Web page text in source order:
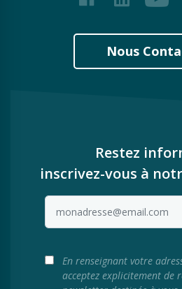
Nous
Restez
inscrivez-vous à
En renseignant votre
acceptez explicitement de